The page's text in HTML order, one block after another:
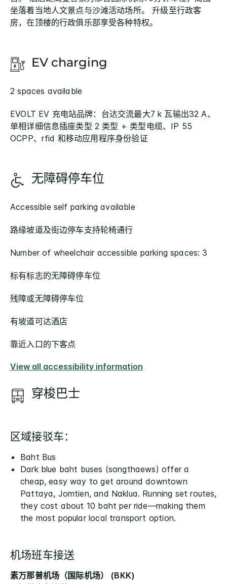
坐落着当地人文景点与沙滩活动场所。 升级至行政客
房，在顶楼的行政俱乐部享受各种特权。
EV charging
2 spaces available
EVOLT EV 充电站品牌：台达交流最大7 k 瓦输出32 A、
单相详细信息插座类型 2 类型 + 类型电缆、IP 55
OCPP、rfid 和移动应用程序身份验证
无障碍停车位
Accessible self parking available
路缘坡道及街边停车支持轮椅通行
Number of wheelchair accessible parking spaces: 3
标有标志的无障碍停车位
残障或无障碍停车位
有坡道可达酒店
靠近入口的下客点
View all accessibility information
穿梭巴士
区域接驳车：
Baht Bus
Dark blue baht buses (songthaews) offer a
cheap, easy way to get around downtown
Pattaya, Jomtien, and Naklua. Running set routes,
they cost about 10 baht per ride—making them
the most popular local transport option.
机场班车接送
素万那普机场（国际机场） (BKK)